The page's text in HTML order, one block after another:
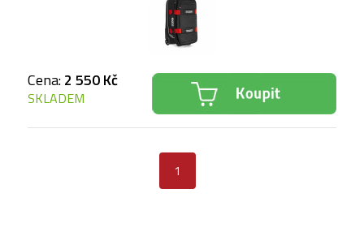
Cena:2 550 Kč
SKLADEM
1